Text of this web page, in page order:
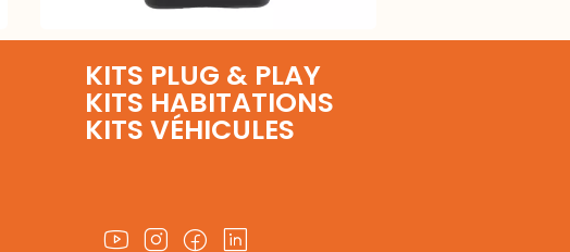
KITS PLUG & PLAY
KITS HABITATIONS
KITS VÉHICULES